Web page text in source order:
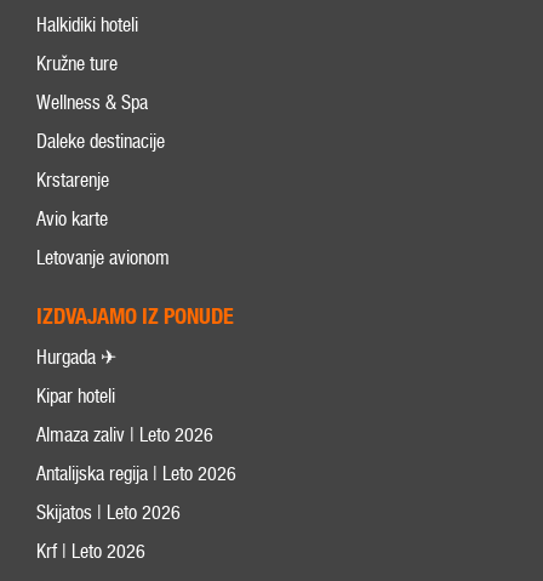
Halkidiki hoteli
Kružne ture
Wellness & Spa
Daleke destinacije
Krstarenje
Avio karte
Letovanje avionom
IZDVAJAMO IZ PONUDE
Hurgada ✈
Kipar hoteli
Almaza zaliv | Leto 2026
Antalijska regija | Leto 2026
Skijatos | Leto 2026
Krf | Leto 2026